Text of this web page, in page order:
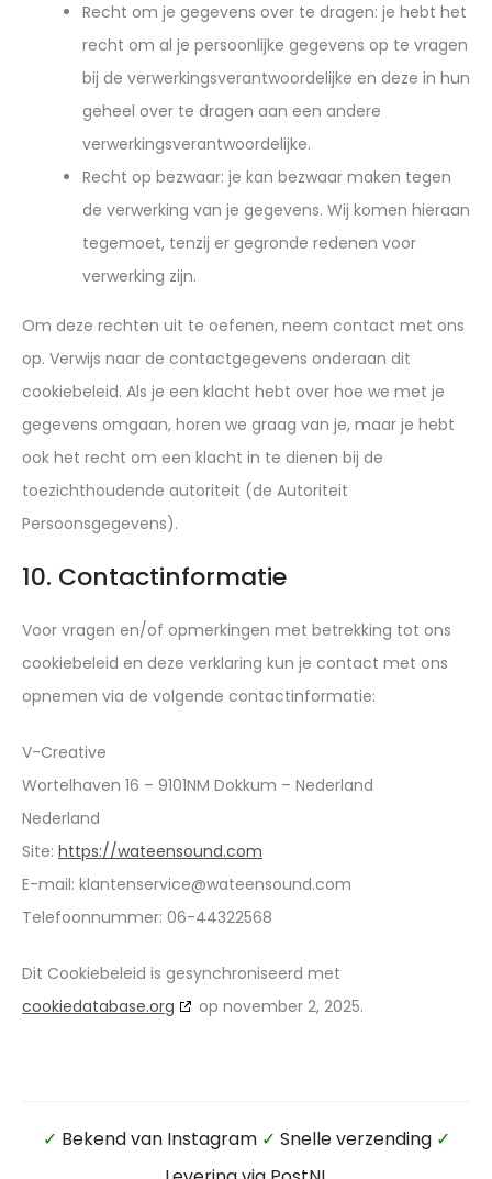
Recht om je gegevens over te dragen: je hebt het
recht om al je persoonlijke gegevens op te vragen
bij de verwerkingsverantwoordelijke en deze in hun
geheel over te dragen aan een andere
verwerkingsverantwoordelijke.
Recht op bezwaar: je kan bezwaar maken tegen
de verwerking van je gegevens. Wij komen hieraan
tegemoet, tenzij er gegronde redenen voor
verwerking zijn.
Om deze rechten uit te oefenen, neem contact met ons
op. Verwijs naar de contactgegevens onderaan dit
cookiebeleid. Als je een klacht hebt over hoe we met je
gegevens omgaan, horen we graag van je, maar je hebt
ook het recht om een klacht in te dienen bij de
toezichthoudende autoriteit (de Autoriteit
Persoonsgegevens).
10. Contactinformatie
Voor vragen en/of opmerkingen met betrekking tot ons
cookiebeleid en deze verklaring kun je contact met ons
opnemen via de volgende contactinformatie:
V-Creative
Wortelhaven 16 – 9101NM Dokkum – Nederland
Nederland
Site: https://wateensound.com
E-mail: klantenservice@wateensound.com
Telefoonnummer: 06-44322568
Dit Cookiebeleid is gesynchroniseerd met
cookiedatabase.org
op november 2, 2025.
✓ Bekend van Instagram ✓ Snelle verzending ✓